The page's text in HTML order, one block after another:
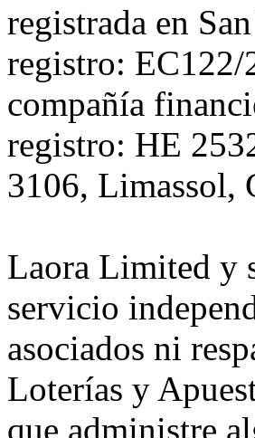
registrada en
registro:
compañía
registro: HE
3106, Limassol,
Laora Limited y
servicio
asociados ni
Loterías y
que administre